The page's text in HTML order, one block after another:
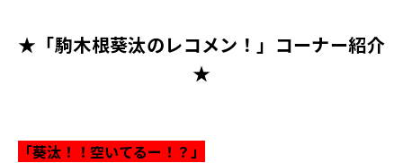
★「駒木根葵汰のレコメン！」コーナー紹介
★
「葵汰！！空いてるー！？」